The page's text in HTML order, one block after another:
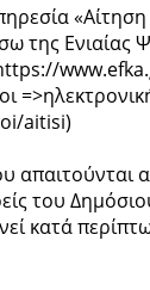
της
aitisi)
απαιτούνται
του
κατά